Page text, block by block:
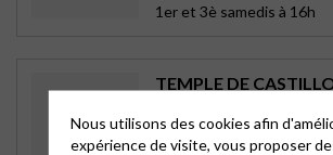
1er et 3è samedis à 16h
TEMPLE DE
rue Gambetta
Nous utilisons des cookies afin
expérience de visite, vous proposer